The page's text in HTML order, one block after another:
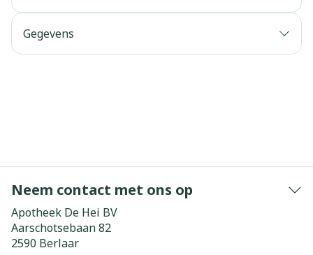
Gegevens
Neem contact met ons op
Apotheek De Hei BV
Aarschotsebaan 82
2590 Berlaar